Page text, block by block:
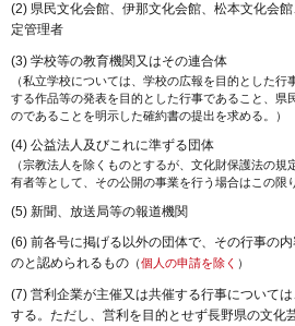
(2) 県民文化会館、伊那文化会館、松本文化会
定管理者
(3) 学校等の教育機関又はその連合体
（私立学校については、学校の広報を目的とした
する作品等の発表を目的とした行事であること、県
のであることを明示した確約書の提出を求める。）
(4) 公益法人及びこれに準ずる団体
（宗教法人を除くものとするが、文化財保護法の
有者等として、その公開の事業を行う場合はこの限
(5) 新聞、放送局等の報道機関
(6) 前各号に掲げる以外の団体で、その行事の
のと認められるもの （個人の申請を除く ）
(7) 営利企業が主催又は共催する行事について
する。ただし、営利を目的とせず長野県の文化